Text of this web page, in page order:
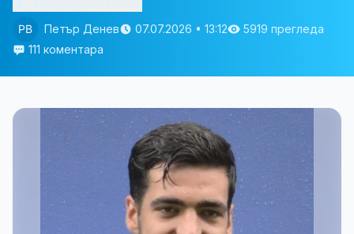
Петър Денев
07.07.2026 • 13:12
5919 прегледа
111 коментара